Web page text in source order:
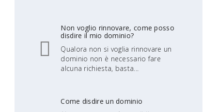
Non voglio rinnovare, come posso
disdire il mio dominio?
Qualora non si voglia rinnovare un
dominio non è necessario fare
alcuna richiesta, basta...
Come disdire un dominio